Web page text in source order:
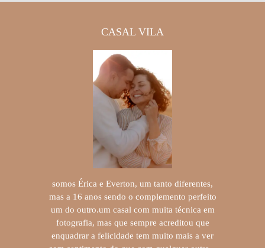
CASAL VILA
somos Érica e Everton, um tanto diferentes,
mas a 16 anos sendo o complemento perfeito
um do outro.um casal com muita técnica em
fotografia, mas que sempre acreditou que
enquadrar a felicidade tem muito mais a ver